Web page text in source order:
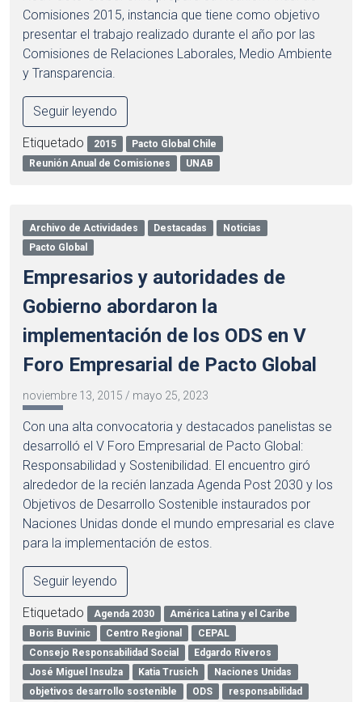
Comisiones 2015, instancia que tiene como objetivo
presentar el trabajo realizado durante el año por las
Comisiones de Relaciones Laborales, Medio Ambiente
y Transparencia.
Seguir leyendo
Etiquetado 2015
Pacto Global Chile
Reunión Anual de Comisiones
UNAB
Archivo de Actividades Destacadas
Noticias
Pacto Global
Empresarios y autoridades de
Gobierno abordaron la
implementación de los ODS en V
Foro Empresarial de Pacto Global
noviembre 13, 2015 / mayo 25, 2023
Con una alta convocatoria y destacados panelistas se
desarrolló el V Foro Empresarial de Pacto Global:
Responsabilidad y Sostenibilidad. El encuentro giró
alrededor de la recién lanzada Agenda Post 2030 y los
Objetivos de Desarrollo Sostenible instaurados por
Naciones Unidas donde el mundo empresarial es clave
para la implementación de estos.
Seguir leyendo
Etiquetado Agenda 2030
América Latina y el Caribe
Boris Buvinic
Centro Regional
CEPAL
Consejo Responsabilidad Social
Edgardo Riveros
José Miguel Insulza
Katia Trusich
Naciones Unidas
objetivos desarrollo sostenible
ODS
responsabilidad